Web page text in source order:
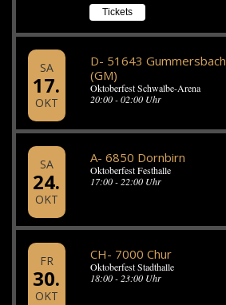
Tickets
SA
17.
OKT
D- 51643 Gummersbach
(GM)
Oktoberfest Schwalbe-Arena
20:00 - 02:00 Uhr
SA
24.
OKT
A- 6850 Dornbirn
Oktoberfest Festhalle
17:00 - 22:00 Uhr
FR
30.
OKT
CH- 7000 Chur
Oktoberfest Stadthalle
18:00 - 23:00 Uhr